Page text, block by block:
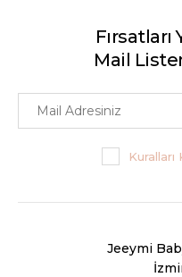
Mail
Jeeymi